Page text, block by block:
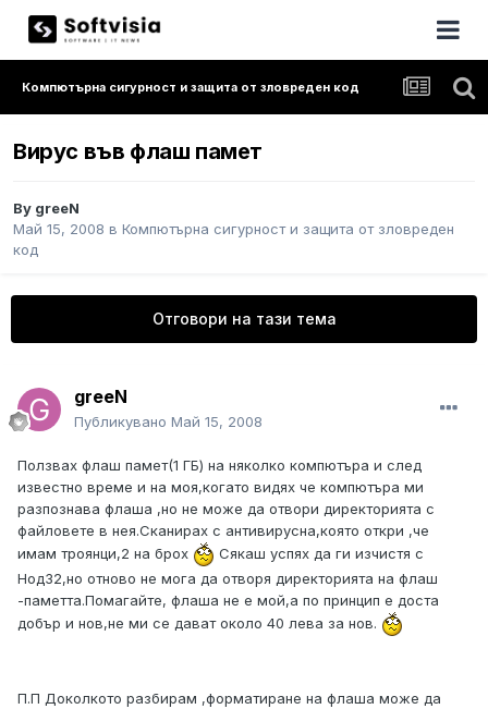
Компютърна сигурност и защита от зловреден код
Вирус във флаш памет
By greeN
Май 15, 2008 в Компютърна сигурност и защита от зловреден
код
Отговори на тази тема
greeN
Публикувано Май 15, 2008
Ползвах флаш памет(1 ГБ) на няколко компютъра и след
известно време и на моя,когато видях че компютъра ми
разпознава флаша ,но не може да отвори директорията с
файловете в нея.Сканирах с антивирусна,която откри ,че
имам троянци,2 на брох
Сякаш успях да ги изчистя с
Нод32,но отново не мога да отворя директорията на флаш
-паметта.Помагайте, флаша не е мой,а по принцип е доста
добър и нов,не ми се дават около 40 лева за нов.
П.П Доколкото разбирам ,форматиране на флаша може да